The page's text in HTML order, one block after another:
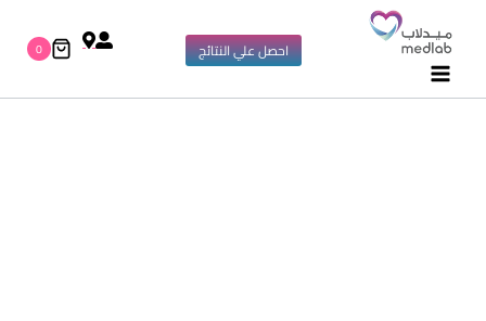
احصل علي النتائج 0